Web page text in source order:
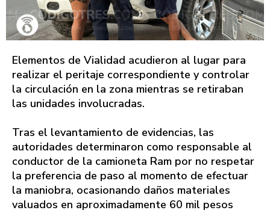
Elementos de Vialidad acudieron al lugar para
realizar el peritaje correspondiente y controlar
la circulación en la zona mientras se retiraban
las unidades involucradas.
Tras el levantamiento de evidencias, las
autoridades determinaron como responsable al
conductor de la camioneta Ram por no respetar
la preferencia de paso al momento de efectuar
la maniobra, ocasionando daños materiales
valuados en aproximadamente 60 mil pesos